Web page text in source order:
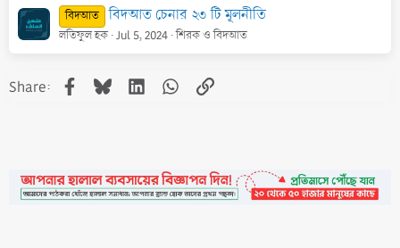
বিদআত বিদআত চেনার ২৩ টি মূলনীতি
লতিফুল হক Jul 5, 2024 শিরক ও বিদআত
Share: Facebook
BlueskyLinkedInWhatsApp
Link